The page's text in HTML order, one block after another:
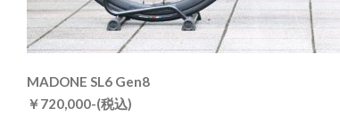
MADONE SL6 Gen8
￥720,000-(税込)